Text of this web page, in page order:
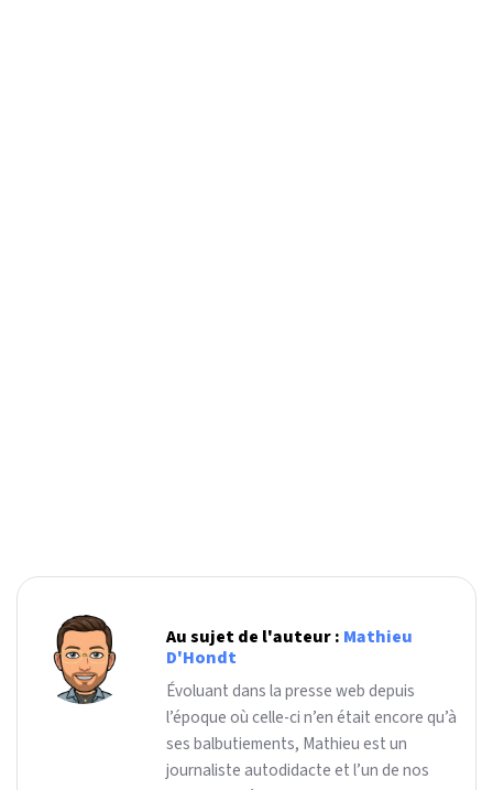
Au sujet de l'auteur : Mathieu
D'Hondt
Évoluant dans la presse web depuis
l’époque où celle-ci n’en était encore qu’à
ses balbutiements, Mathieu est un
journaliste autodidacte et l’un de nos